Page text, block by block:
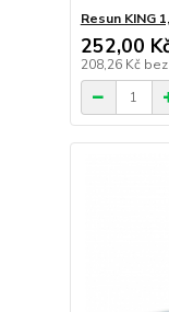
Resun KING
252,00
208,26 Kč